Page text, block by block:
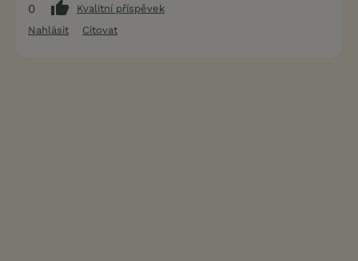
0
Kvalitní příspěvek
Nahlásit
Citovat